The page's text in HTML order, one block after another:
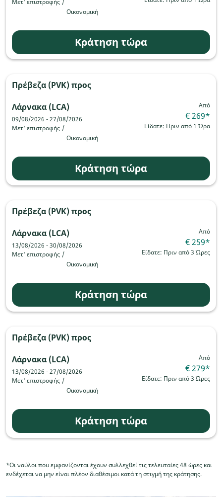
Μετ' επιστροφής /
Οικονομική
Κράτηση τώρα
Πρέβεζα (PVK)προς
Λάρνακα (LCA)
09/08/2026 - 27/08/2026
Μετ' επιστροφής /
Οικονομική
Από
€ 269*
Είδατε: Πριν από 1 Ώρα
Κράτηση τώρα
Πρέβεζα (PVK)προς
Λάρνακα (LCA)
13/08/2026 - 30/08/2026
Μετ' επιστροφής /
Οικονομική
Από
€ 259*
Είδατε: Πριν από 3 Ώρες
Κράτηση τώρα
Πρέβεζα (PVK)προς
Λάρνακα (LCA)
13/08/2026 - 27/08/2026
Μετ' επιστροφής /
Οικονομική
Από
€ 279*
Είδατε: Πριν από 3 Ώρες
Κράτηση τώρα
*Οι ναύλοι που εμφανίζονται έχουν συλλεχθεί τις τελευταίες 48 ώρες και
ενδέχεται να μην είναι πλέον διαθέσιμοι κατά τη στιγμή της κράτησης.